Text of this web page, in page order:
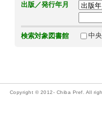
出版／発行年月
検索対象図書館 中
Copyright © 2012- Chiba Pref. All